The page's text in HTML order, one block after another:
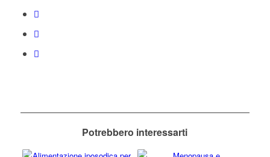
Potrebbero interessarti